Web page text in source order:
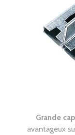
Grande
avantageux